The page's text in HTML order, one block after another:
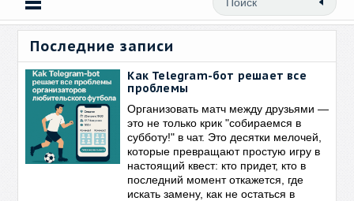
Последние записи
Как Telegram-бот решает все
проблемы
Организовать матч между друзьями —
это не только крик "собираемся в
субботу!" в чат. Это десятки мелочей,
которые превращают простую игру в
настоящий квест: кто придет, кто в
последний момент откажется, где
искать замену, как не остаться в